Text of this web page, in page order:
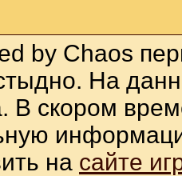
by Chaos
На
В скором
на сайте